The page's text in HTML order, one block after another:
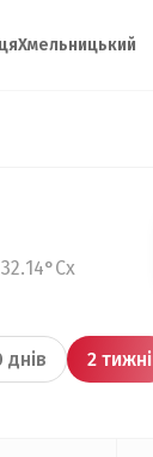
Хмельницький
днів 2 тижні